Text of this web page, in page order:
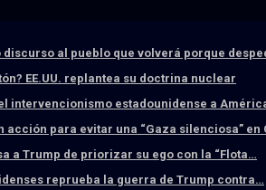
al pueblo que volverá porque
EE.UU. replantea su doctrina nuclear
intervencionismo estadounidense a
acción para evitar una “Gaza silenciosa” en
a Trump de priorizar su ego con la “Flota…
reprueba la guerra de Trump contra…